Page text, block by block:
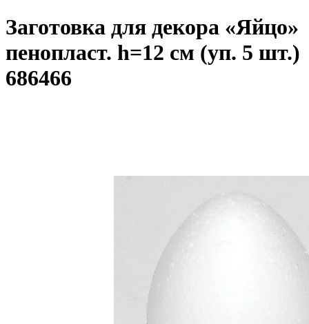
Заготовка для декора «Яйцо»
пенопласт. h=12 см (уп. 5 шт.)
686466